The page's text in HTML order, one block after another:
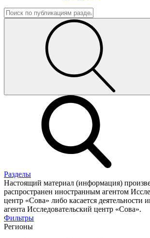
Разделы
Настоящий материал (информация)
распространен иностранным агентом
центр «Сова» либо касается деятельности
агента Исследовательский центр «Сова».
Фильтры
Регионы